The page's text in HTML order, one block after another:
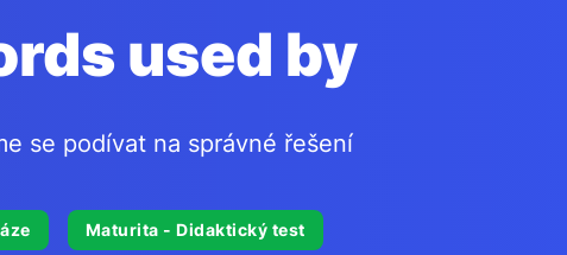
used by
se podívat na správné řešení
Maturita - Didaktický test